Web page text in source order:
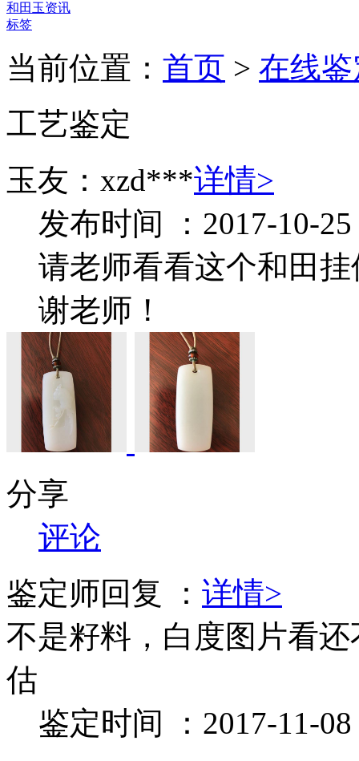
和田玉资讯
标签
当前位置： 首页 > 在线
工艺鉴定
玉友：xzd***详情>
发布时间 ：2017-10-25
请老师看看这个和田
谢老师！
分享
评论
鉴定师回复 ： 详情>
不是籽料，白度图片看
估
鉴定时间 ：2017-11-08